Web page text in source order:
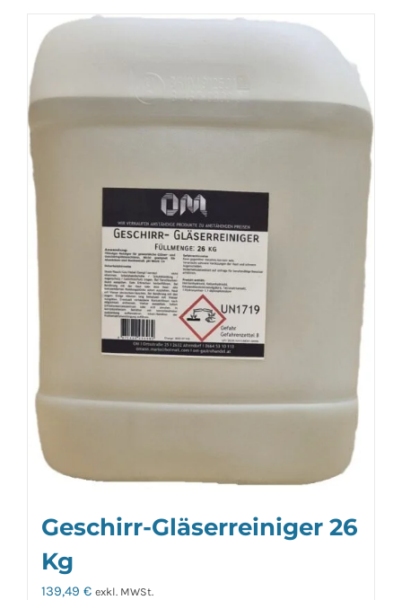
Geschirr-Gläserreiniger 26
Kg
139,49 € exkl. MWSt.